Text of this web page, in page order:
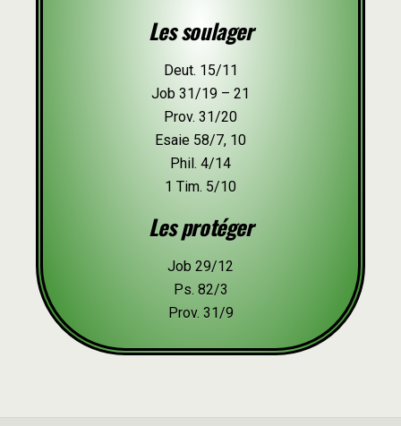
Les soulager
Deut. 15/11
Job 31/19 – 21
Prov. 31/20
Esaie 58/7, 10
Phil. 4/14
1 Tim. 5/10
Les protéger
Job 29/12
Ps. 82/3
Prov. 31/9